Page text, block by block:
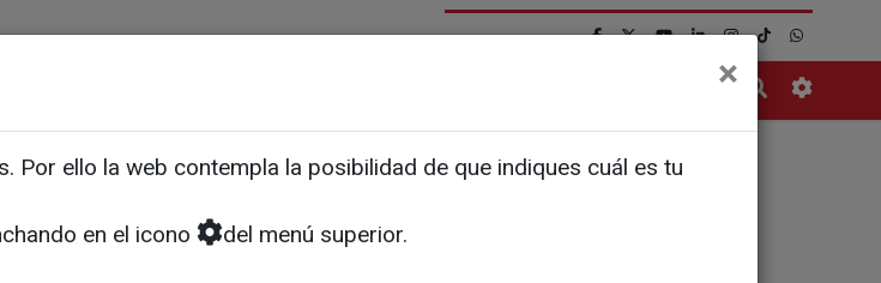
regular su
para mejorar la
×
Por ello la web contempla la posibilidad de que indiques cuál es tu
en el icono
del menú superior.